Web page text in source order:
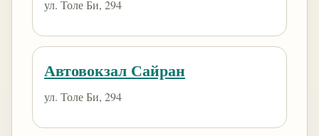
ул. Толе Би, 294
Автовокзал Сайран
ул. Толе Би, 294